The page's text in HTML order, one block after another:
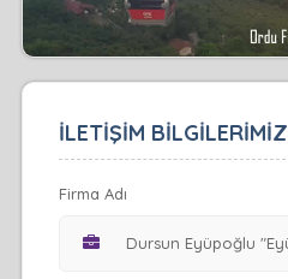
İLETİŞİM BİLGİLERİMİZ
Firma Adı